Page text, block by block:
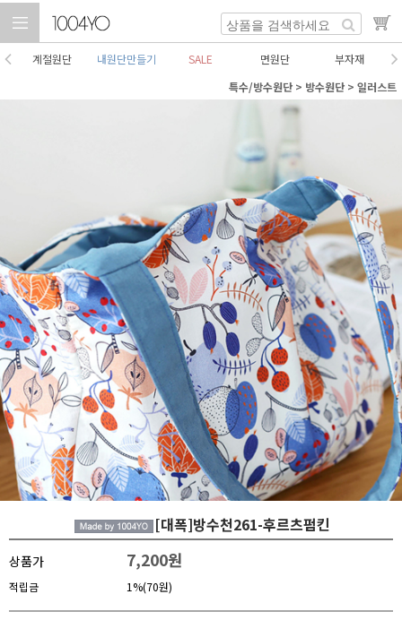
계절원단 내원단만들기 SALE 면원단
부자재
특수/방수원단 > 방수원단 > 일러스트
[대폭]방수천261-후르츠펌킨
상품가 7,200원
적립금 1%(70원)